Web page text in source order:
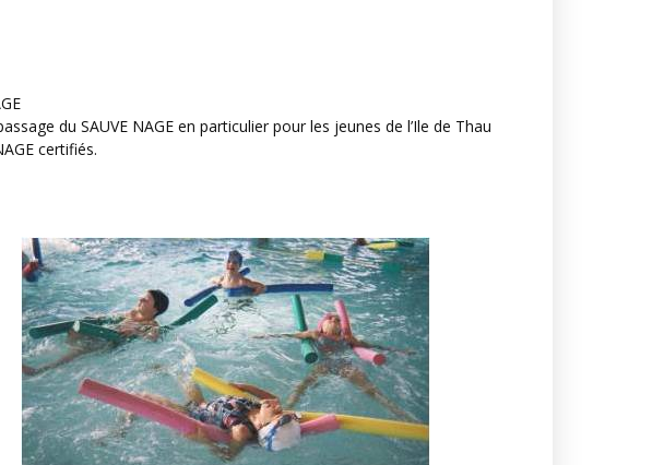
du SAUVE NAGE en particulier pour les jeunes de l’Ile de Thau
certifiés.